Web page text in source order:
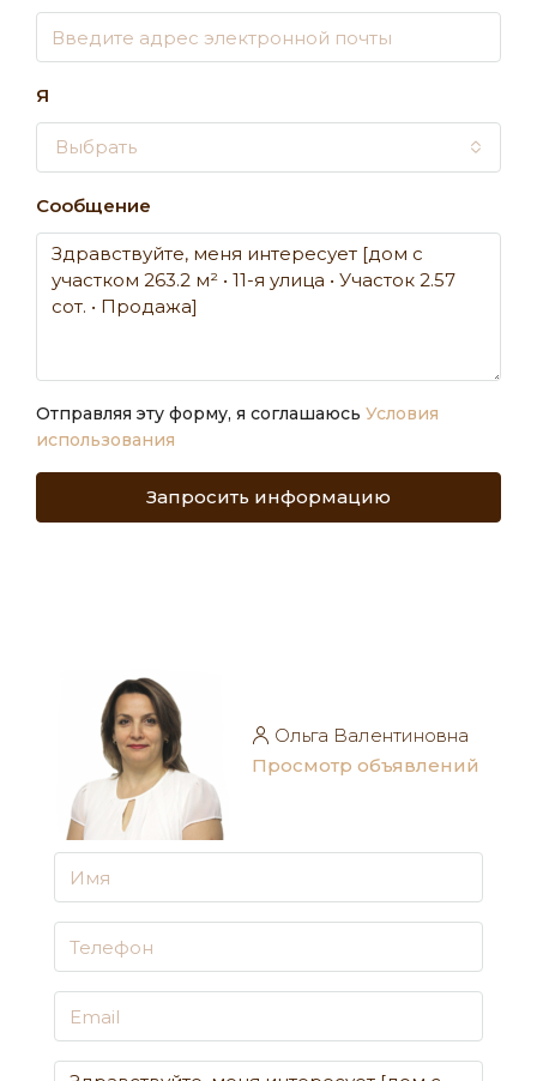
Я
Выбрать
Сообщение
Отправляя эту форму, я соглашаюсь Условия
использования
Запросить информацию
Ольга Валентиновна
Просмотр объявлений